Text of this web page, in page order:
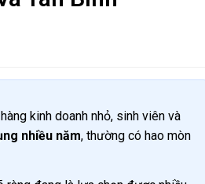
kinh doanh nhỏ, sinh viên và
nhiều năm, thường có hao mòn